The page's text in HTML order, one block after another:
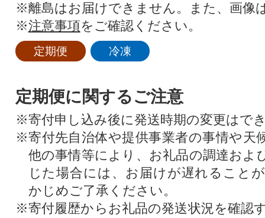
※離島はお届けできません。また、画像
※注意事項をご確認ください。
定期便 冷凍
定期便に関するご注意
※寄付申し込み後に発送時期の変更はで
※寄付先自治体や提供事業者の事情や天
他の事情等により、お礼品の調達およ
じた場合には、お届けが遅れること
かじめご了承ください。
※寄付履歴からお礼品の発送状況を確認